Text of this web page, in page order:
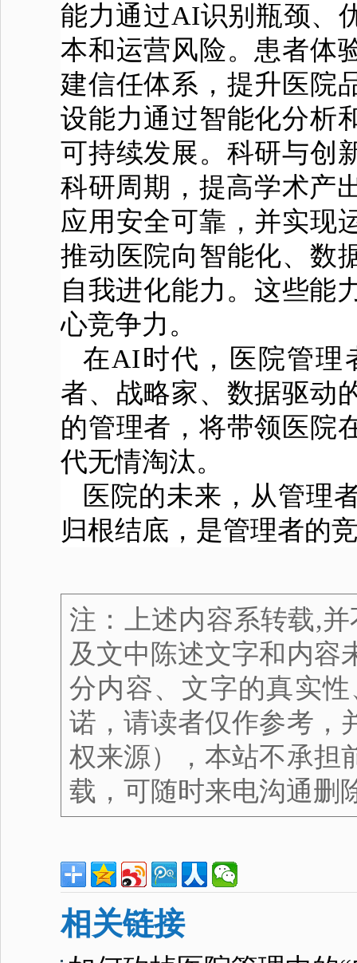
能力通过AI识别瓶颈、
本和运营风险。患者体
建信任体系，提升医院
设能力通过智能化分析
可持续发展。科研与创
科研周期，提高学术产
应用安全可靠，并实现
推动医院向智能化、数
自我进化能力。这些能
心竞争力。
在AI时代，医院管理
者、战略家、数据驱动
的管理者，将带领医院
代无情淘汰。
医院的未来，从管理
归根结底，是管理者的
注：上述内容系转载,
及文中陈述文字和内容
分内容、文字的真实
诺，请读者仅作参考，
权来源），本站不承担
载，可随时来电沟通删
相关链接